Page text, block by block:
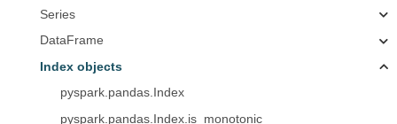
Series
DataFrame
Index objects
pyspark.pandas.Index
pyspark.pandas.Index.is_monotonic